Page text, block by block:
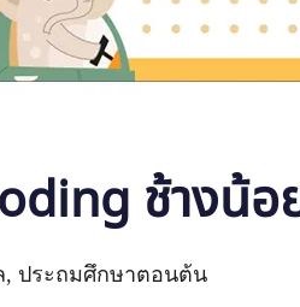
ช้างน้
, ประถมศึกษาตอนต้น